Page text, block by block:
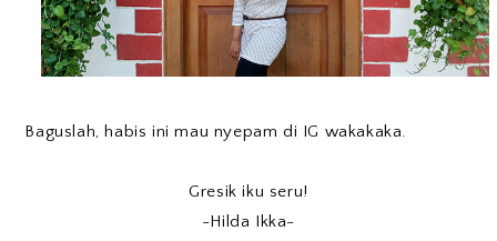
Baguslah, habis ini mau nyepam di IG wakakaka.
Gresik iku seru!
-Hilda Ikka-